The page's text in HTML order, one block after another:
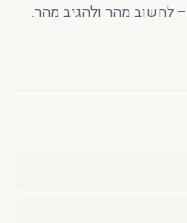
מהר ולהגיב מהר.